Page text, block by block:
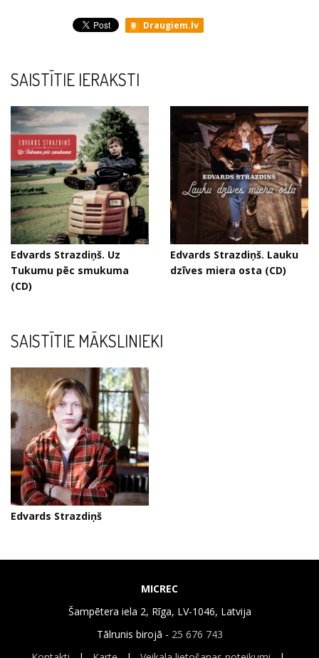
Draugiem.lv
SAISTĪTIE IERAKSTI
Edvards Strazdiņš. Uz
Tukumu pēc smukuma
(CD)
Edvards Strazdiņš. Lauku
dzīves miera osta (CD)
SAISTĪTIE MĀKSLINIEKI
Edvards Strazdiņš
MICREC
Šampētera iela 2, Rīga, LV-1046, Latvija
Tālrunis birojā - 25 676 743